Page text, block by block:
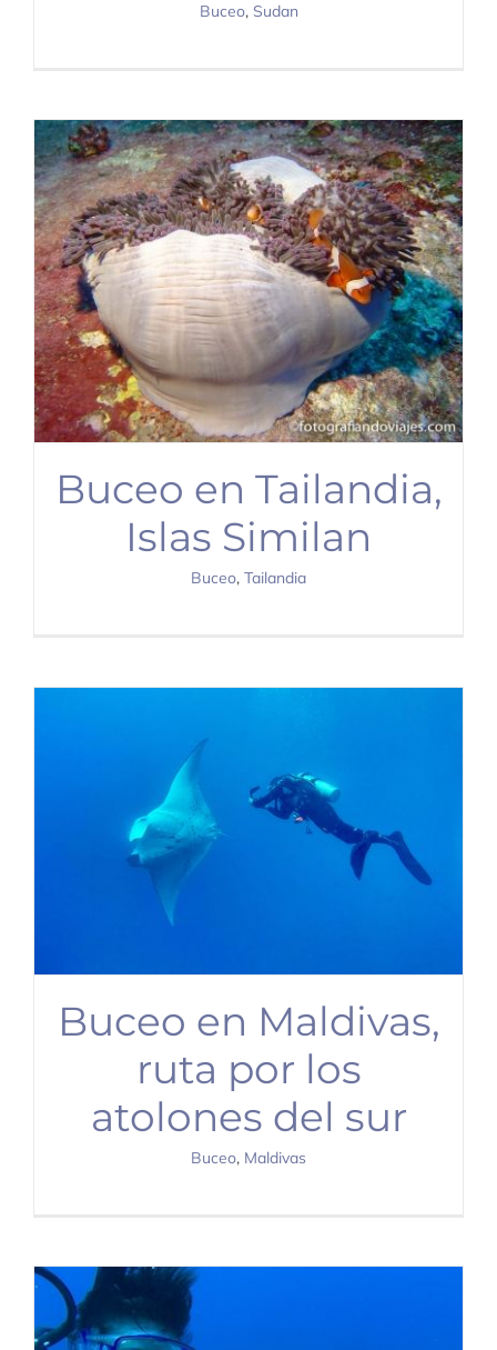
Buceo, Sudan
Buceo en Tailandia,
Islas Similan
Buceo, Tailandia
Buceo en Maldivas,
ruta por los
atolones del sur
Buceo, Maldivas